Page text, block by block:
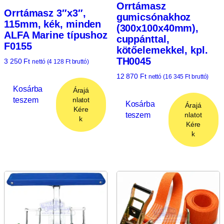
Orrtámasz 3″x3″,
115mm, kék, minden
ALFA Marine típushoz
F0155
3 250 Ft nettó (4 128 Ftbruttó)
Kosárba
teszem
Árajá
nlatot
Kére
k
Orrtámasz
gumicsónakhoz
(300x100x40mm),
cuppánttal,
kötőelemekkel, kpl.
TH0045
12 870 Ft nettó (16 345 Ftbruttó)
Kosárba
teszem
Árajá
nlatot
Kére
k